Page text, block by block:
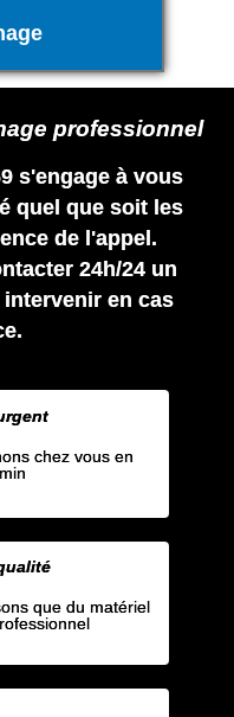
professionnel
s'engage à vous
quel que soit les
de l'appel.
24h/24 un
en cas
chez vous en
que du matériel